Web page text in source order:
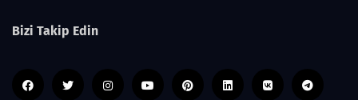
Bizi Takip Edin